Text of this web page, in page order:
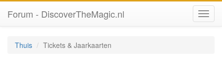
Forum - DiscoverTheMagic.nl
Thuis Tickets & Jaarkaarten